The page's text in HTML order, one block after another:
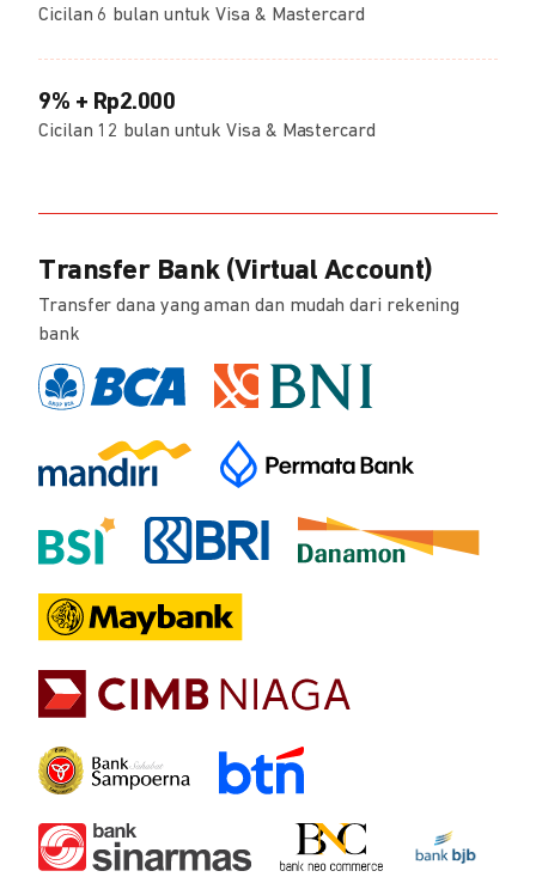
Cicilan 6 bulan untuk Visa & Mastercard
9% + Rp2.000
Cicilan 12 bulan untuk Visa & Mastercard
Transfer Bank (Virtual Account)
Transfer dana yang aman dan mudah dari rekening
bank